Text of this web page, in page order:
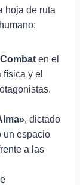
hoja de ruta
en el
y el
, dictado
un espacio
a las